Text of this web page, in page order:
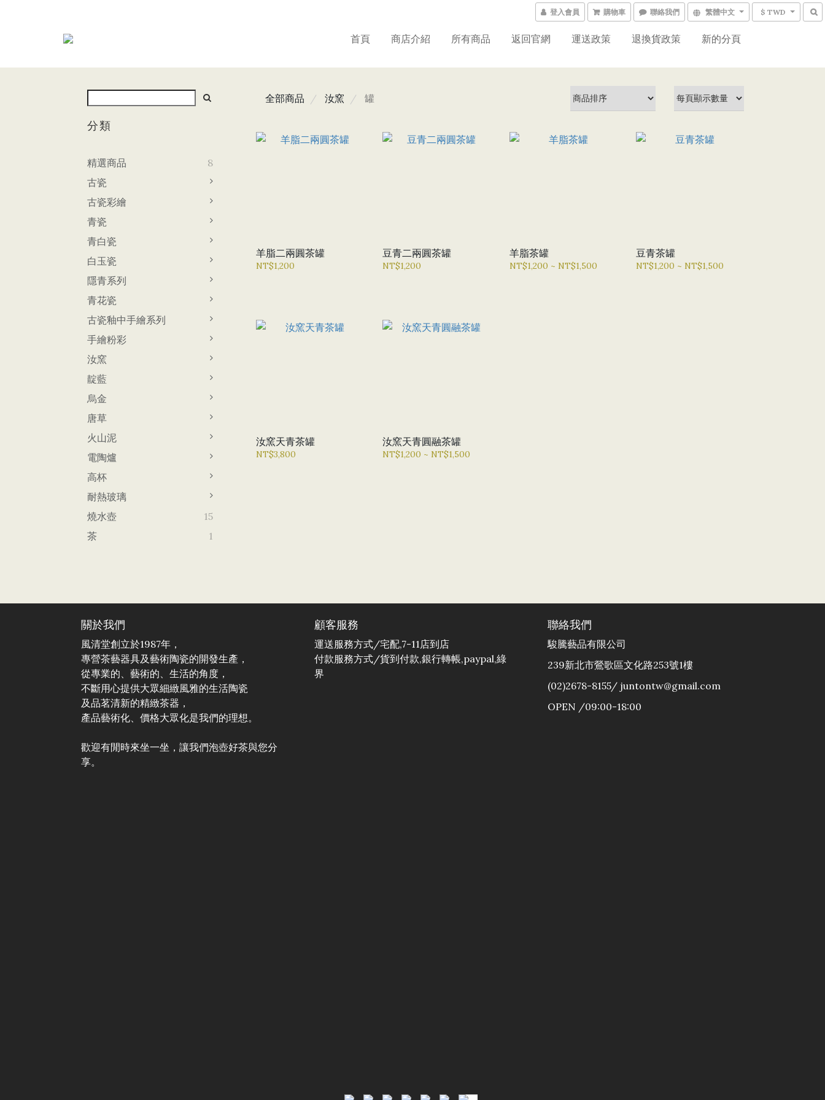
登入會員 購物車 聯絡我們 繁體中文 $ TWD
首頁 商店介紹 所有商品 返回官網 運送政策 退換貨政策 新的分頁
分類
精選商品
8
古瓷
古瓷彩繪
青瓷
青白瓷
白玉瓷
隱青系列
青花瓷
古瓷釉中手繪系列
手繪粉彩
汝窯
靛藍
烏金
唐草
火山泥
電陶爐
高杯
耐熱玻璃
燒水壺
15
茶
1
全部商品 汝窯 罐
羊脂二兩圓茶罐
NT$1,200
豆青二兩圓茶罐
NT$1,200
羊脂茶罐
NT$1,200 ~ NT$1,500
豆青茶罐
NT$1,200 ~ NT$1,500
汝窯天青茶罐
NT$3,800
汝窯天青圓融茶罐
NT$1,200 ~ NT$1,500
關於我們
風清堂創立於1987年，
專營茶藝器具及藝術陶瓷的開發生產，
從專業的、藝術的、生活的角度，
不斷用心提供大眾細緻風雅的生活陶瓷
及品茗清新的精緻茶器，
產品藝術化、價格大眾化是我們的理想。
歡迎有閒時來坐一坐，讓我們泡壺好茶與您分
享。
顧客服務
運送服務方式/宅配,7-11店到店
付款服務方式/貨到付款,銀行轉帳,paypal,綠
界
聯絡我們
駿騰藝品有限公司
239新北市鶯歌區文化路253號1樓
(02)2678-8155/ juntontw@gmail.com
OPEN /09:00-18:00